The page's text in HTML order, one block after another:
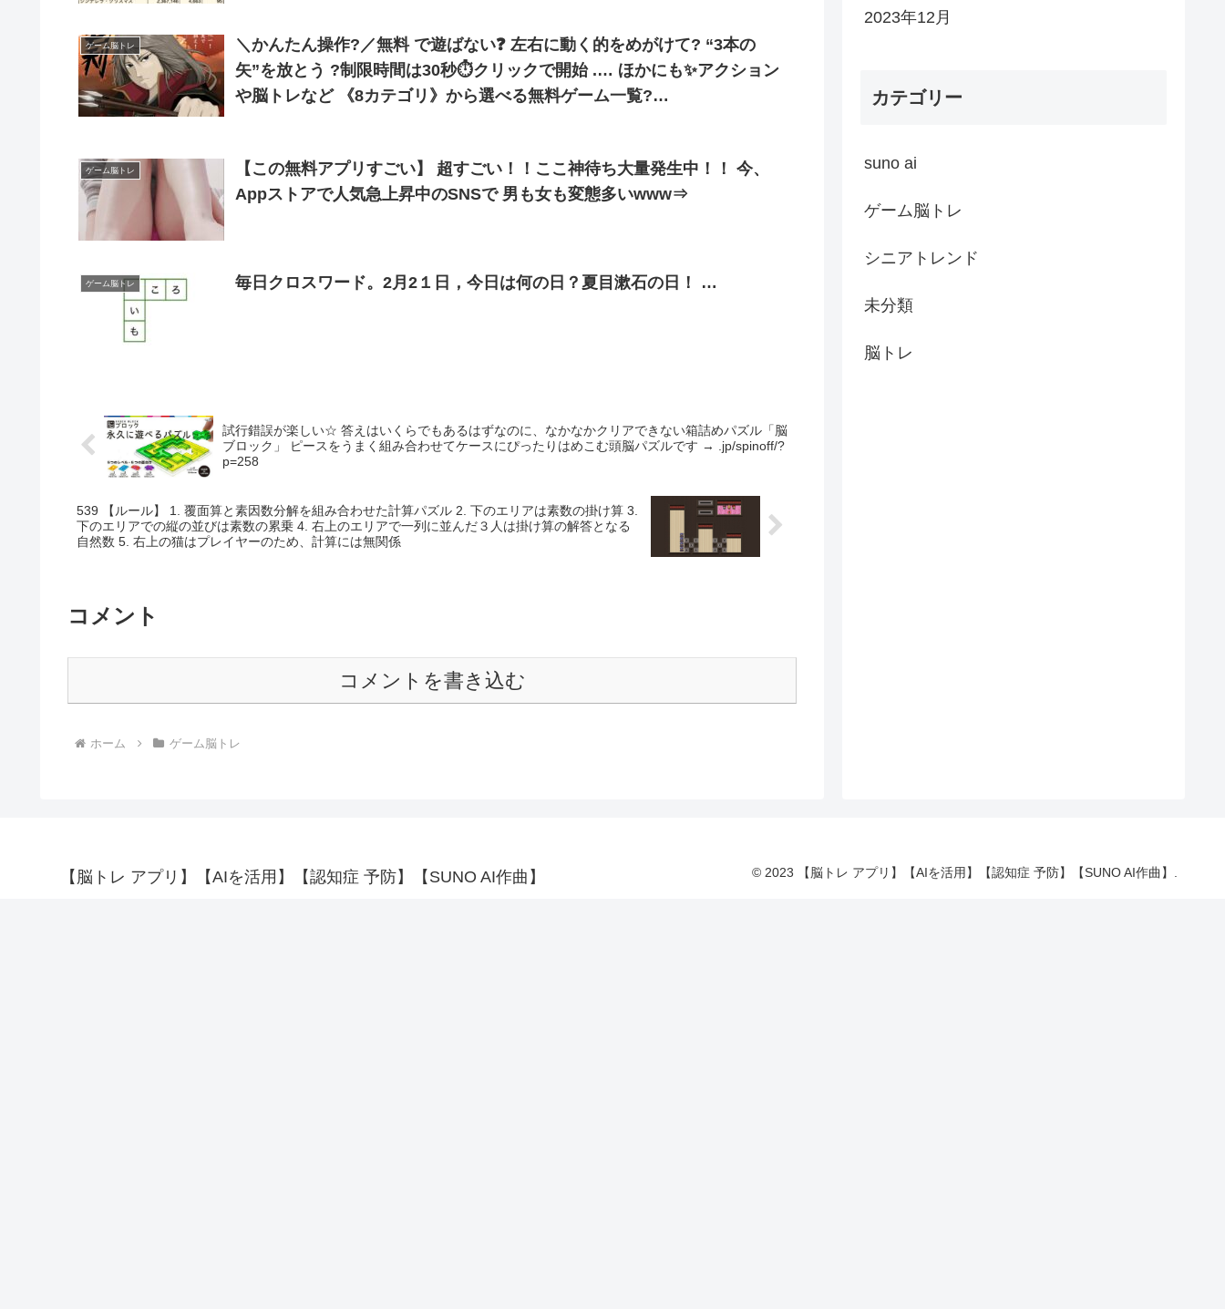
ゲーム脳トレ
＼かんたん操作?／無料 で遊ばない❓ 左右に動く的をめがけて? “3本の
矢”を放とう ?制限時間は30秒⏱クリックで開始 .… ほかにも✨アクション
や脳トレなど 《8カテゴリ》から選べる無料ゲーム一覧?
ゲーム脳トレ
【この無料アプリすごい】 超すごい！！ここ神待ち大量発生中！！ 今、
Appストアで人気急上昇中のSNSで 男も女も変態多いwww⇒
ゲーム脳トレ
試行錯誤が楽しい☆ 答えはいくらでもあるはずなのに、なかなかクリアできない箱詰めパズル「脳
ブロック」 ピースをうまく組み合わせてケースにぴったりはめこむ頭脳パズルです → .jp/spinoff/?
p=258
539 【ルール】 1. 覆面算と素因数分解を組み合わせた計算パズル 2. 下のエリアは素数の掛け算 3.
下のエリアでの縦の並びは素数の累乗 4. 右上のエリアで一列に並んだ３人は掛け算の解答となる
自然数 5. 右上の猫はプレイヤーのため、計算には無関係
コメント
コメントを書き込む
ホーム ゲーム脳トレ
2023年12月
カテゴリー
suno ai
ゲーム脳トレ
シニアトレンド
未分類
脳トレ
【脳トレ アプリ】【AIを活用】【認知症 予防】【SUNO AI作曲】 © 2023 【脳トレ アプリ】【AIを活用】【認知症 予防】【SUNO AI作曲】.